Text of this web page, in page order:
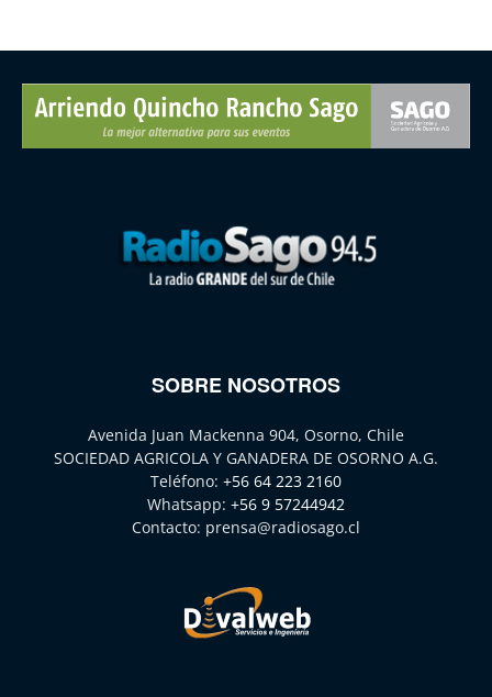
SOBRE NOSOTROS
Avenida Juan Mackenna 904, Osorno, Chile
SOCIEDAD AGRICOLA Y GANADERA DE OSORNO A.G.
Teléfono: +56 64 223 2160
Whatsapp: +56 9 57244942
Contacto: prensa@radiosago.cl